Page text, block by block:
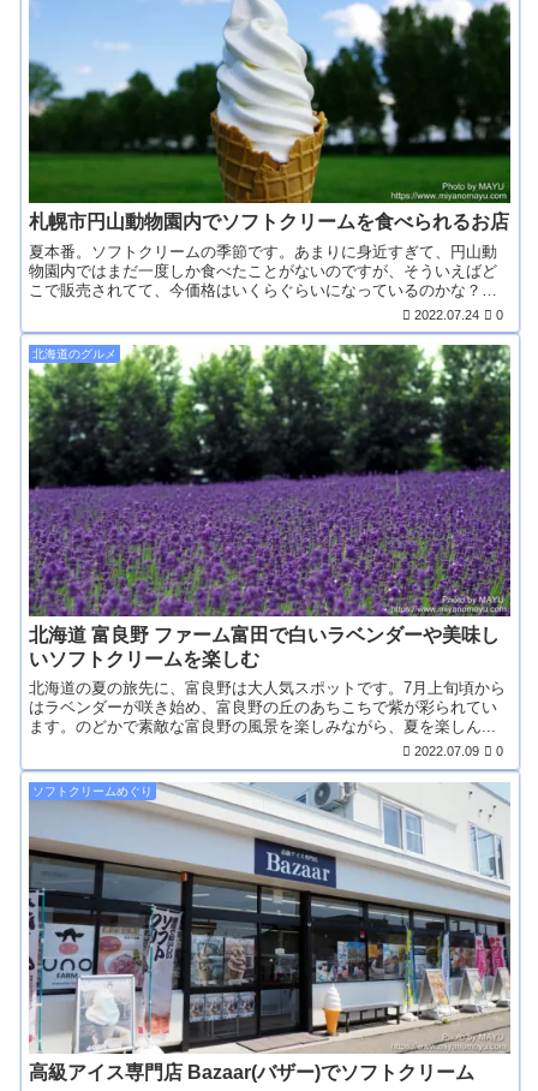
札幌市円山動物園内でソフトクリームを食べられるお店
夏本番。ソフトクリームの季節です。あまりに身近すぎて、円山動
物園内ではまだ一度しか食べたことがないのですが、そういえばど
こで販売されてて、今価格はいくらぐらいになっているのかな？
2022.07.24 0
北海道のグルメ
北海道 富良野 ファーム富田で白いラベンダーや美味し
いソフトクリームを楽しむ
北海道の夏の旅先に、富良野は大人気スポットです。7月上旬頃から
はラベンダーが咲き始め、富良野の丘のあちこちで紫が彩られてい
ます。のどかで素敵な富良野の風景を楽しみながら、夏を楽しん...
2022.07.09 0
ソフトクリームめぐり
高級アイス専門店 Bazaar(バザー)でソフトクリーム